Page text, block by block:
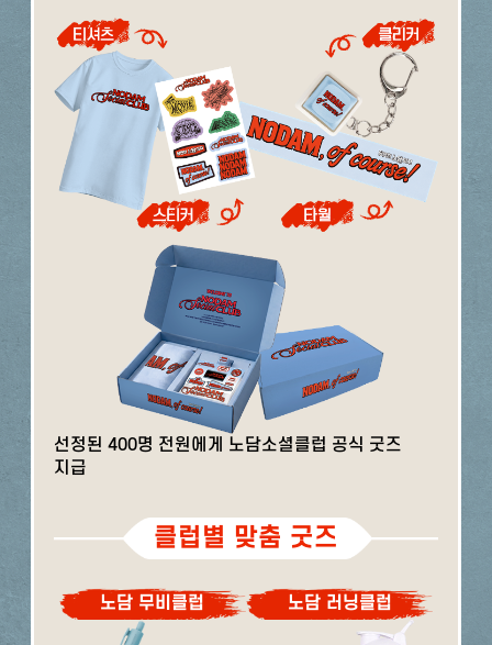
선정된 400명 전원에게 노담소셜클럽 공식 굿즈
지급
클럽별 맞춤 굿즈
노담 무비클럽 노담 러닝클럽